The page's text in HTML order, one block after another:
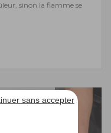
sans accepter
sinon la flamme se